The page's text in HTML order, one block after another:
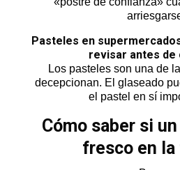
Pasteles en
revisar antes de
Los pasteles son una de
decepcionan. El glaseado
el pastel en sí
Cómo saber si
fresco en